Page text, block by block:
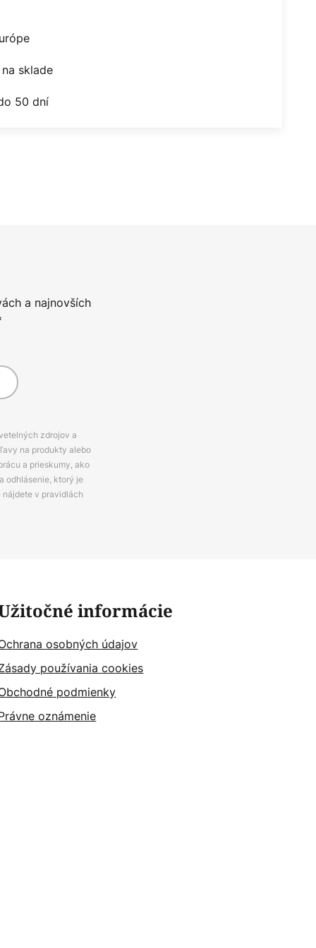
sklade
50 dní
a najnovších
zdrojov a
na produkty alebo
a prieskumy, ako
odhlásenie, ktorý je
v pravidlách
informácie
osobných údajov
používania cookies
podmienky
oznámenie